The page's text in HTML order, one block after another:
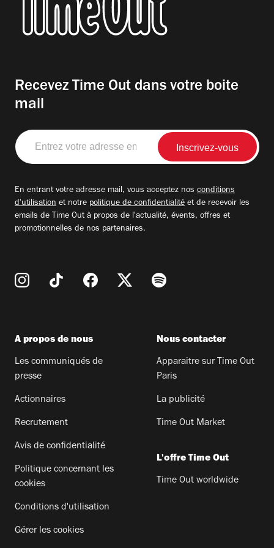
Recevez Time Out dans votre boite
mail
Entrez
votre
adresse
En entrant votre adresse mail, vous acceptez nos conditions
d'utilisation et notre politique de confidentialité et de recevoir les
emails de Time Out à propos de l'actualité, évents, offres et
promotionnelles de nos partenaires.
A propos de nous
Les communiqués de
presse
Actionnaires
Recrutement
Avis de confidentialité
Politique concernant les
cookies
Conditions d'utilisation
Gérer les cookies
Nous contacter
Apparaitre sur Time Out
Paris
La publicité
Time Out Market
L'offre Time Out
Time Out worldwide